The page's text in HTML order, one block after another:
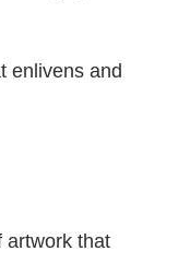
enlivens and
artwork that